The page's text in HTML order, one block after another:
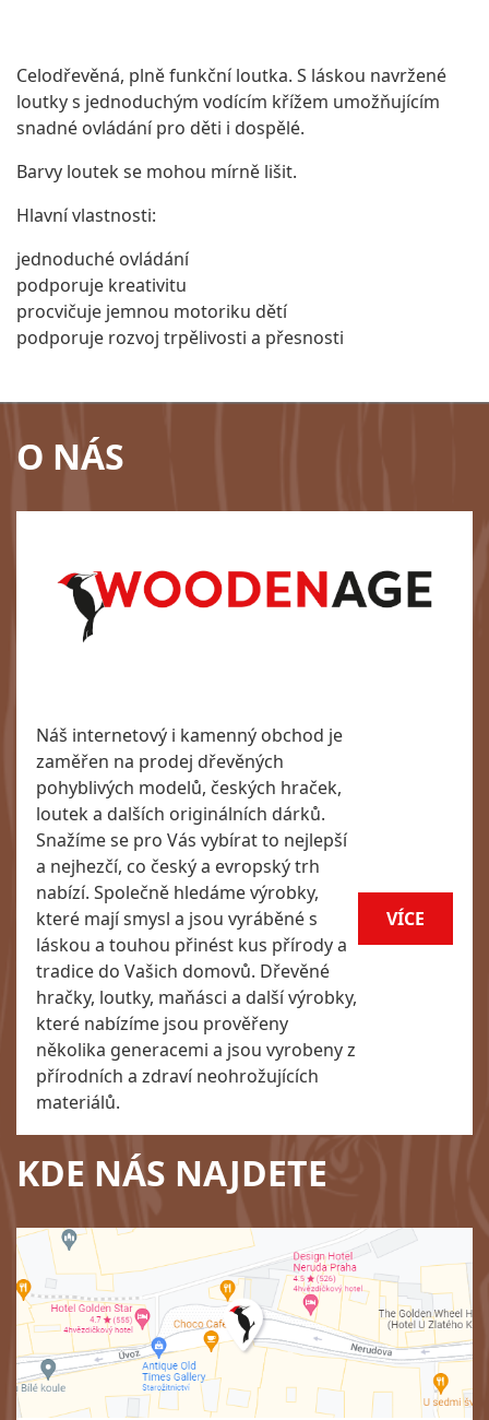
Celodřevěná, plně funkční loutka. S láskou navržené
loutky s jednoduchým vodícím křížem umožňujícím
snadné ovládání pro děti i dospělé.
Barvy loutek se mohou mírně lišit.
Hlavní vlastnosti:
jednoduché ovládání
podporuje kreativitu
procvičuje jemnou motoriku dětí
podporuje rozvoj trpělivosti a přesnosti
O NÁS
Náš internetový i kamenný obchod je
zaměřen na prodej dřevěných
pohyblivých modelů, českých hraček,
loutek a dalších originálních dárků.
Snažíme se pro Vás vybírat to nejlepší
a nejhezčí, co český a evropský trh
nabízí. Společně hledáme výrobky,
které mají smysl a jsou vyráběné s
láskou a touhou přinést kus přírody a
tradice do Vašich domovů. Dřevěné
hračky, loutky, maňásci a další výrobky,
které nabízíme jsou prověřeny
několika generacemi a jsou vyrobeny z
přírodních a zdraví neohrožujících
materiálů.
VÍCE
KDE NÁS NAJDETE